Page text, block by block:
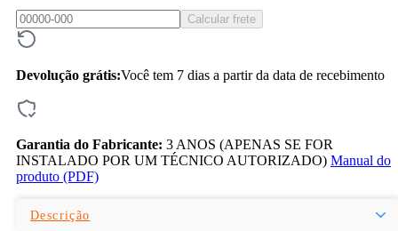
Calcular frete
Devolução grátis:Você tem 7 dias a partir da data de recebimento
Garantia do Fabricante: 3 ANOS (APENAS SE FOR
INSTALADO POR UM TÉCNICO AUTORIZADO) Manual do
produto (PDF)
Descrição